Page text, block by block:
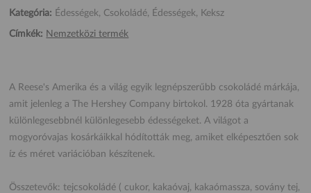
Kategória: Édességek, Csokoládé, Édességek, Keksz
Címkék: Nemzetközi termék
A Reese's Amerika és a világ egyik legnépszerűbb csokoládé márkája,
amit jelenleg a The Hershey Company birtokol. 1928 óta gyártanak
különlegesebbnél különlegesebb édességeket. A világot a
mogyoróvajas kosárkáikkal hódították meg, amiket elképesztően sok
íz és méret variációban készítenek.
Összetevők: tejcsokoládé ( cukor, kakaóvaj, kakaómassza, sovány tej,